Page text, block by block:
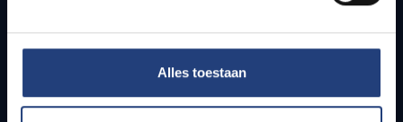
Alles toestaan
Students